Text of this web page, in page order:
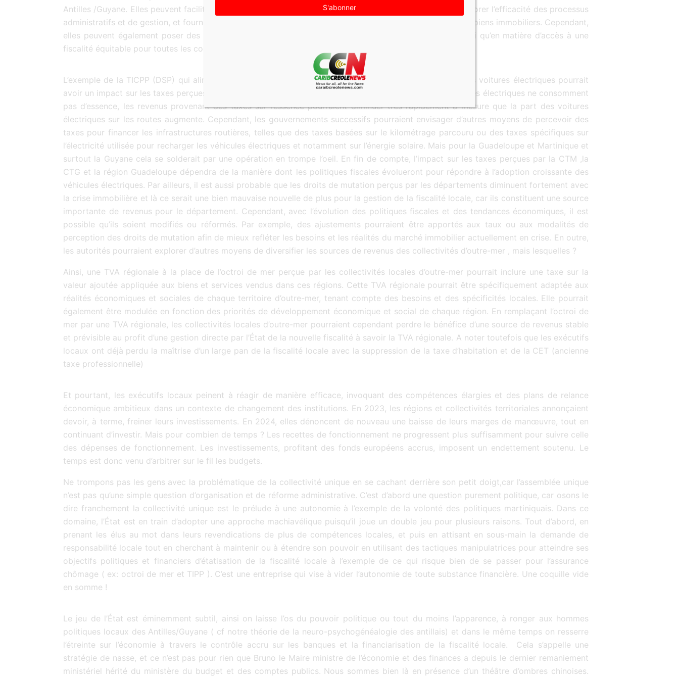
Antilles /Guyane. Elles peuvent faciliter la collecte des impôts en permettant des paiements en ligne, améliorer l’efficacité des processus
administratifs et de gestion, et fournir des outils de collecte de données pour une meilleure évaluation des biens immobiliers. Cependant,
elles peuvent également poser des défis en termes de protection des données et de cybersécurité, ainsi qu’en matière d’accès à une
fiscalité équitable pour toutes les collectivités locales.
L’exemple de la TICPP (DSP) qui alimente le budget des collectivités est significatif. La transition vers les voitures électriques pourrait
avoir un impact sur les taxes perçues sur l’essence par la région Guadeloupe et Guyane. Comme les voitures électriques ne consomment
pas d’essence, les revenus provenant des taxes sur l’essence pourraient diminuer très rapidement à mesure que la part des voitures
électriques sur les routes augmente. Cependant, les gouvernements successifs pourraient envisager d’autres moyens de percevoir des
taxes pour financer les infrastructures routières, telles que des taxes basées sur le kilométrage parcouru ou des taxes spécifiques sur
l’électricité utilisée pour recharger les véhicules électriques et notamment sur l’énergie solaire. Mais pour la Guadeloupe et Martinique et
surtout la Guyane cela se solderait par une opération en trompe l’oeil. En fin de compte, l’impact sur les taxes perçues par la CTM ,la
CTG et la région Guadeloupe dépendra de la manière dont les politiques fiscales évolueront pour répondre à l’adoption croissante des
véhicules électriques. Par ailleurs, il est aussi probable que les droits de mutation perçus par les départements diminuent fortement avec
la crise immobilière et là ce serait une bien mauvaise nouvelle de plus pour la gestion de la fiscalité locale, car ils constituent une source
importante de revenus pour le département. Cependant, avec l’évolution des politiques fiscales et des tendances économiques, il est
possible qu’ils soient modifiés ou réformés. Par exemple, des ajustements pourraient être apportés aux taux ou aux modalités de
perception des droits de mutation afin de mieux refléter les besoins et les réalités du marché immobilier actuellement en crise. En outre,
les autorités pourraient explorer d’autres moyens de diversifier les sources de revenus des collectivités d’outre-mer , mais lesquelles ?
Ainsi, une TVA régionale à la place de l’octroi de mer perçue par les collectivités locales d’outre-mer pourrait inclure une taxe sur la
valeur ajoutée appliquée aux biens et services vendus dans ces régions. Cette TVA régionale pourrait être spécifiquement adaptée aux
réalités économiques et sociales de chaque territoire d’outre-mer, tenant compte des besoins et des spécificités locales. Elle pourrait
également être modulée en fonction des priorités de développement économique et social de chaque région. En remplaçant l’octroi de
mer par une TVA régionale, les collectivités locales d’outre-mer pourraient cependant perdre le bénéfice d’une source de revenus stable
et prévisible au profit d’une gestion directe par l’État de la nouvelle fiscalité à savoir la TVA régionale. A noter toutefois que les exécutifs
locaux ont déjà perdu la maîtrise d’un large pan de la fiscalité locale avec la suppression de la taxe d’habitation et de la CET (ancienne
taxe professionnelle)
Et pourtant, les exécutifs locaux peinent à réagir de manière efficace, invoquant des compétences élargies et des plans de relance
économique ambitieux dans un contexte de changement des institutions. En 2023, les régions et collectivités territoriales annonçaient
devoir, à terme, freiner leurs investissements. En 2024, elles dénoncent de nouveau une baisse de leurs marges de manœuvre, tout en
continuant d’investir. Mais pour combien de temps ? Les recettes de fonctionnement ne progressent plus suffisamment pour suivre celle
des dépenses de fonctionnement. Les investissements, profitant des fonds européens accrus, imposent un endettement soutenu. Le
temps est donc venu d’arbitrer sur le fil les budgets.
Ne trompons pas les gens avec la problématique de la collectivité unique en se cachant derrière son petit doigt,car l’assemblée unique
n’est pas qu’une simple question d’organisation et de réforme administrative. C’est d’abord une question purement politique, car osons le
dire franchement la collectivité unique est le prélude à une autonomie à l’exemple de la volonté des politiques martiniquais. Dans ce
domaine, l’État est en train d’adopter une approche machiavélique puisqu’il joue un double jeu pour plusieurs raisons. Tout d’abord, en
prenant les élus au mot dans leurs revendications de plus de compétences locales, et puis en attisant en sous-main la demande de
responsabilité locale tout en cherchant à maintenir ou à étendre son pouvoir en utilisant des tactiques manipulatrices pour atteindre ses
objectifs politiques et financiers d’étatisation de la fiscalité locale à l’exemple de ce qui risque bien de se passer pour l’assurance
chômage ( ex: octroi de mer et TIPP ). C’est une entreprise qui vise à vider l’autonomie de toute substance financière. Une coquille vide
en somme !
Le jeu de l’État est éminemment subtil, ainsi on laisse l’os du pouvoir politique ou tout du moins l’apparence, à ronger aux hommes
politiques locaux des Antilles/Guyane ( cf notre théorie de la neuro-psychogénéalogie des antillais) et dans le même temps on resserre
l’étreinte sur l’économie à travers le contrôle accru sur les banques et la financiarisation de la fiscalité locale. Cela s’appelle une
stratégie de nasse, et ce n’est pas pour rien que Bruno le Maire ministre de l’économie et des finances a depuis le dernier remaniement
ministériel hérité du ministère du budget et des comptes publics. Nous sommes bien là en présence d’un théâtre d’ombres chinoises.